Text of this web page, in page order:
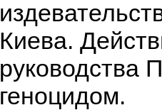
Киева.
руководства
геноцидом.